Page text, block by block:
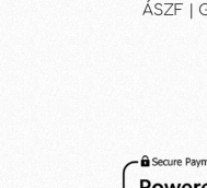
ÁSZF |